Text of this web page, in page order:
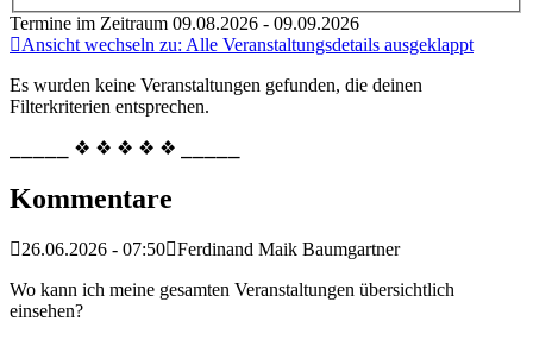
Termine im Zeitraum 09.08.2026 - 09.09.2026
Ansicht wechseln zu: Alle Veranstaltungsdetails ausgeklappt
Es wurden keine Veranstaltungen gefunden, die deinen
Filterkriterien entsprechen.
⎯⎯⎯⎯⎯ ❖ ❖ ❖ ❖ ❖ ⎯⎯⎯⎯⎯
Kommentare
26.06.2026 - 07:50 Ferdinand Maik Baumgartner
Wo kann ich meine gesamten Veranstaltungen übersichtlich
einsehen?